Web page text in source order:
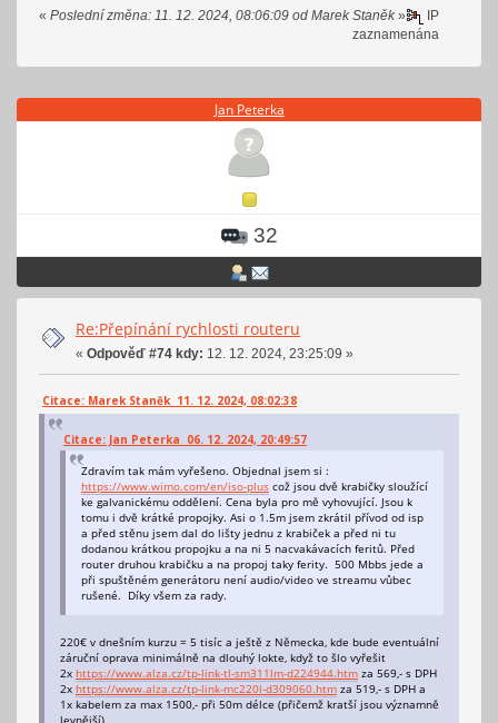
« Poslední změna: 11. 12. 2024, 08:06:09 od Marek Staněk »
IP
zaznamenána
Jan Peterka
32
Re:Přepínání rychlosti routeru
« Odpověď #74 kdy: 12. 12. 2024, 23:25:09 »
Citace: Marek Staněk 11. 12. 2024, 08:02:38
Citace: Jan Peterka 06. 12. 2024, 20:49:57
Zdravím tak mám vyřešeno. Objednal jsem si :
https://www.wimo.com/en/iso-plus což jsou dvě krabičky sloužící
ke galvanickému oddělení. Cena byla pro mě vyhovující. Jsou k
tomu i dvě krátké propojky. Asi o 1.5m jsem zkrátil přívod od isp
a před stěnu jsem dal do lišty jednu z krabiček a před ni tu
dodanou krátkou propojku a na ni 5 nacvakávacích feritů. Před
router druhou krabičku a na propoj taky ferity. 500 Mbbs jede a
při spuštěném generátoru není audio/video ve streamu vůbec
rušené. Díky všem za rady.
220€ v dnešním kurzu = 5 tisíc a ještě z Německa, kde bude eventuální
záruční oprava minimálně na dlouhý lokte, když to šlo vyřešit
2x https://www.alza.cz/tp-link-tl-sm311lm-d224944.htm za 569,- s DPH
2x https://www.alza.cz/tp-link-mc220l-d309060.htm za 519,- s DPH a
1x kabelem za max 1500,- při 50m délce (přičemž kratší jsou významně
levnější)